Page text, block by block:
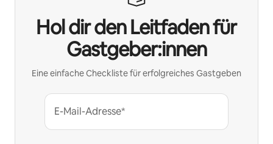
Hol dir den Leitfaden für
Gastgeber:innen
Eine einfache Checkliste für erfolgreiches Gastgeben
E-Mail-Adresse*